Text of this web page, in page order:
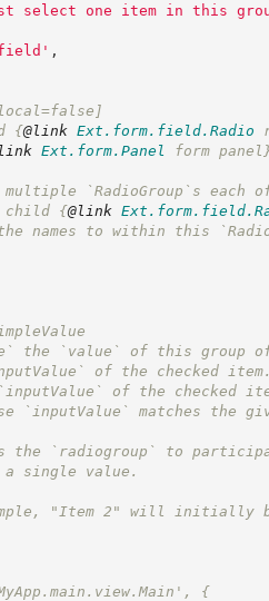
select one item in this
' ,
{@link Ext.form.field.Radio
Ext.form.Panel form
`RadioGroup`s each of
{@link
to within this
`value` of this group
of the checked
of the checked
matches the
`radiogroup` to
single value.
"Item 2" will initially be
{